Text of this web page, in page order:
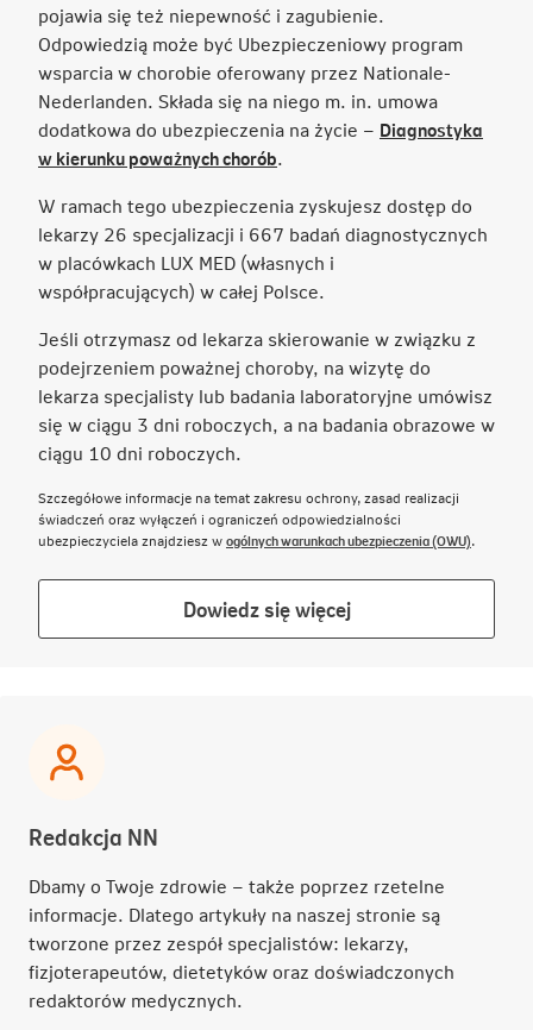
pojawia się też niepewność i zagubienie.
Odpowiedzią może być Ubezpieczeniowy program
wsparcia w chorobie oferowany przez Nationale-
Nederlanden. Składa się na niego m. in. umowa
dodatkowa do ubezpieczenia na życie – Diagnostyka
w kierunku poważnych chorób
się
w
nowej
karcie
.
W ramach tego ubezpieczenia zyskujesz dostęp do
lekarzy 26 specjalizacji i 667 badań diagnostycznych
w placówkach LUX MED (własnych i
współpracujących) w całej Polsce.
Jeśli otrzymasz od lekarza skierowanie w związku z
podejrzeniem poważnej choroby, na wizytę do
lekarza specjalisty lub badania laboratoryjne umówisz
się w ciągu 3 dni roboczych, a na badania obrazowe w
ciągu 10 dni roboczych.
Szczegółowe informacje na temat zakresu ochrony, zasad realizacji
świadczeń oraz wyłączeń i ograniczeń odpowiedzialności
ubezpieczyciela znajdziesz wogólnych warunkach ubezpieczenia (OWU).
Dowiedz się więcejLink
otwiera
Redakcja NN
Dbamy o Twoje zdrowie – także poprzez rzetelne
informacje. Dlatego artykuły na naszej stronie są
tworzone przez zespół specjalistów: lekarzy,
fizjoterapeutów, dietetyków oraz doświadczonych
redaktorów medycznych.